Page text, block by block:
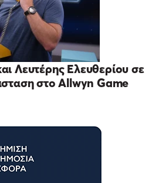
Λευτέρης Ελευθερίου σε
στο Allwyn Game